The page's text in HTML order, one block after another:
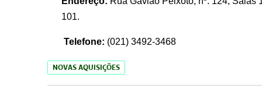
101.
Telefone: (021) 3492-3468
NOVAS AQUISIÇÕES